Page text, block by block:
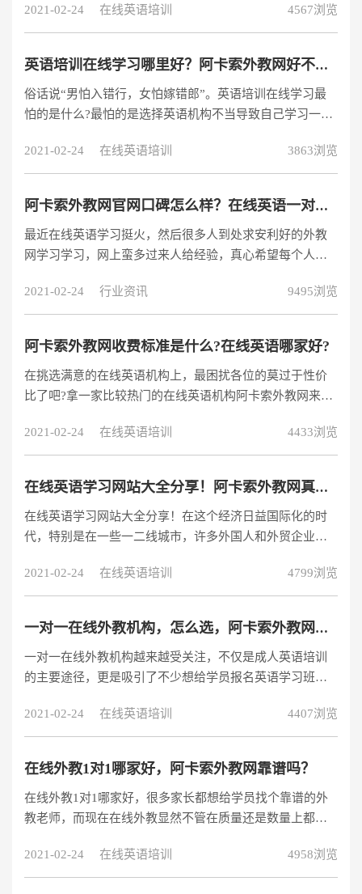
实不少，一时间家长们很难判断，在线学英语一对一外教
哪家好？小编对比了很多家机构之后，综合课程配置，外
的，家长们可以参考参考。经过多家比对后我找到了一家
比较好的在线英语培训机构，外教一对一在线授课的模
式，可以让学员随时随地学习英语，一年的费用只
2021-02-24 在线英语培训 4567浏览
英语培训在线学习哪里好？阿卡索外教网好不好？
俗话说“男怕入错行，女怕嫁错郎”。英语培训在线学习最
怕的是什么?最怕的是选择英语机构不当导致自己学习一段
语培训在线学习给大家带来诸多便利的同时，也会有一些
不良企业以商业利益为主，不办实事。在线英语机构该怎
同了解关于在线英语机构。
2021-02-24 在线英语培训 3863浏览
阿卡索外教网官网口碑怎么样？在线英语一对一外教网推荐
最近在线英语学习挺火，然后很多人到处求安利好的外教
网学习学习，网上蛮多过来人给经验，真心希望每个人能
的，如果是好的平台还好，可要是昂贵又没有效果的大概
要骂人了。
2021-02-24 行业资讯 9495浏览
阿卡索外教网收费标准是什么?在线英语哪家好?
在挑选满意的在线英语机构上，最困扰各位的莫过于性价
比了吧?拿一家比较热门的在线英语机构阿卡索外教网来
过4000万节高品质外教课。算是一家人气比较高的在线英
语机构，这里不免好奇道：阿卡索外教网收费标准是什么?
2021-02-24 在线英语培训 4433浏览
在线英语学习网站大全分享！阿卡索外教网真的靠谱吗？
在线英语学习网站大全分享！在这个经济日益国际化的时
代，特别是在一些一二线城市，许多外国人和外贸企业都
的重要性。而且亲子时期是学员学习语言的黄金时期。为
了让学员们更好地学习英语，父母们会选择让他们的学员
兴起，线上英语培训机构越来越多，教学质量又良莠不
齐，大家应该如何选择呢？线上英语培训具体有哪些优
势，为什么选择的人越来越多了？其实越来越多人
2021-02-24 在线英语培训 4799浏览
一对一在线外教机构，怎么选，阿卡索外教网好吗？
一对一在线外教机构越来越受关注，不仅是成人英语培训
的主要途径，更是吸引了不少想给学员报名英语学习班的
索外教网这家在线英语培训机构好不好呢？一对一在线外
教机构，两个选择要点：一、教学风格教学风格并不是固
也是教学活动的特色，因为每个老师不同，每个学生所适
应的教学方式也是有一定的差异的，想要提升相应的英语
水平，就要了解培训的英语授课方式，是否能
2021-02-24 在线英语培训 4407浏览
在线外教1对1哪家好，阿卡索外教网靠谱吗？
在线外教1对1哪家好，很多家长都想给学员找个靠谱的外
教老师，而现在在线外教显然不管在质量还是数量上都是
阿卡索外教网这家机构。(1)母语外教教学的课堂;在线外教
1对1培训，首先一个就是要去保证是母语外教教学，在口
2021-02-24 在线英语培训 4958浏览